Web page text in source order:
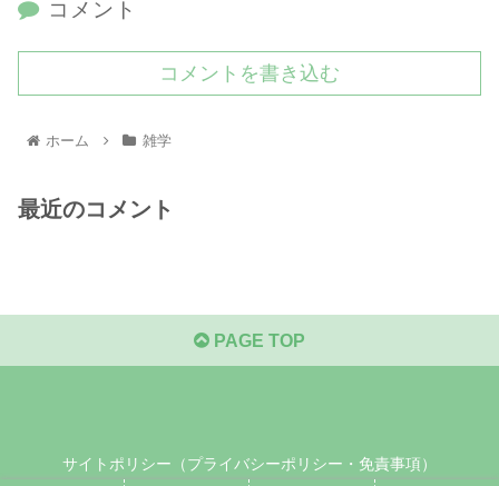
コメント
コメントを書き込む
ホーム 雑学
最近のコメント
PAGE TOP
サイトポリシー（プライバシーポリシー・免責事項）